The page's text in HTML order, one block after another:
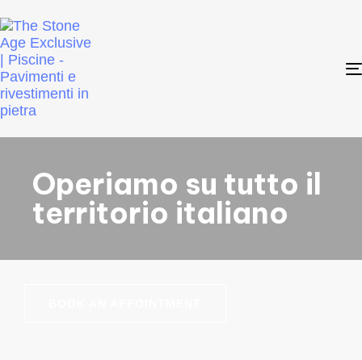
Operiamo su tutto il
territorio italiano